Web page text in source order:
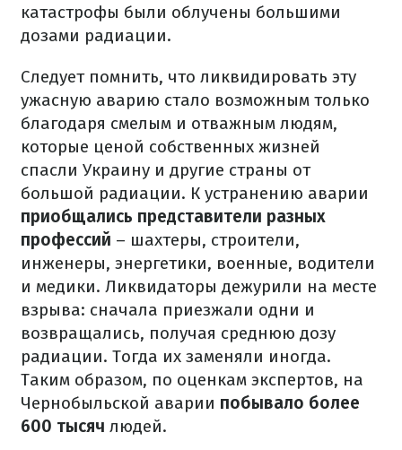
катастрофы были облучены большими
дозами радиации.
Следует помнить, что ликвидировать эту
ужасную аварию стало возможным только
благодаря смелым и отважным людям,
которые ценой собственных жизней
спасли Украину и другие страны от
большой радиации. К устранению аварии
приобщались представители разных
профессий – шахтеры, строители,
инженеры, энергетики, военные, водители
и медики. Ликвидаторы дежурили на месте
взрыва: сначала приезжали одни и
возвращались, получая среднюю дозу
радиации. Тогда их заменяли иногда.
Таким образом, по оценкам экспертов, на
Чернобыльской аварии побывало более
600 тысяч людей.